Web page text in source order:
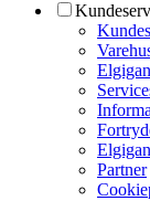
Partner